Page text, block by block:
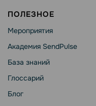
ПОЛЕЗНОЕ
Мероприятия
Академия SendPulse
База знаний
Глоссарий
Блог